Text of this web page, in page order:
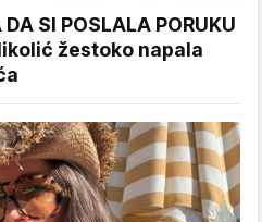
SI POSLALA PORUKU
žestoko napala